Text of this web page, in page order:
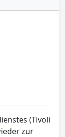
(Tivoli
zur